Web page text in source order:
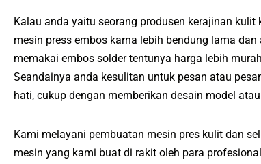
Kalau anda yaitu seorang produsen kerajinan
mesin press embos karna lebih bendung lama
memakai embos solder tentunya harga lebih
Seandainya anda kesulitan untuk pesan atau
hati, cukup dengan memberikan desain model
Kami melayani pembuatan mesin pres kulit dan
mesin yang kami buat di rakit oleh para